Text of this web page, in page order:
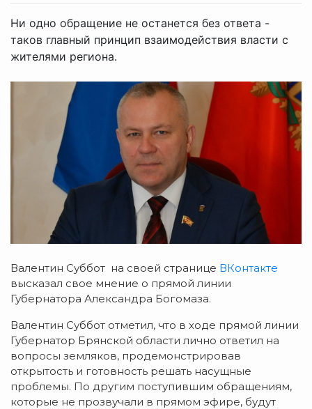
Ни одно обращение не останется без ответа -
таков главный принцип взаимодействия власти с
жителями региона.
Валентин Суббот на своей странице ВКонтакте
высказал свое мнение о прямой линии
Губернатора Александра Богомаза.
Валентин Суббот отметил, что в ходе прямой линии
Губернатор Брянской области лично ответил на
вопросы земляков, продемонстрировав
открытость и готовность решать насущные
проблемы. По другим поступившим обращениям,
которые не прозвучали в прямом эфире, будут